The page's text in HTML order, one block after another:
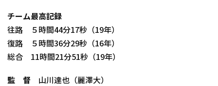
チーム最高記録
往路 ５時間44分17秒（19年）
復路 ５時間36分29秒（16年）
総合 11時間21分51秒（19年）
監 督 山川達也（麗澤大）